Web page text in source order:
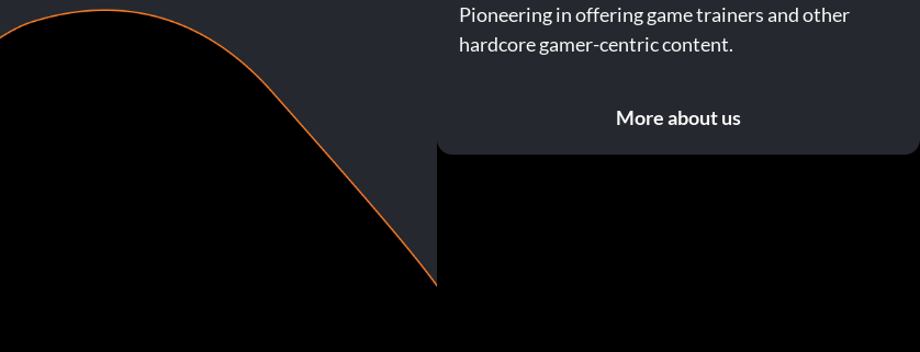
Pioneering in offering game trainers and other
hardcore gamer-centric content.
More about us